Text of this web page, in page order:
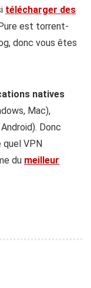
télécharger des
est torrent-
donc vous êtes
natives
Mac),
Donc
quel VPN
du meilleur